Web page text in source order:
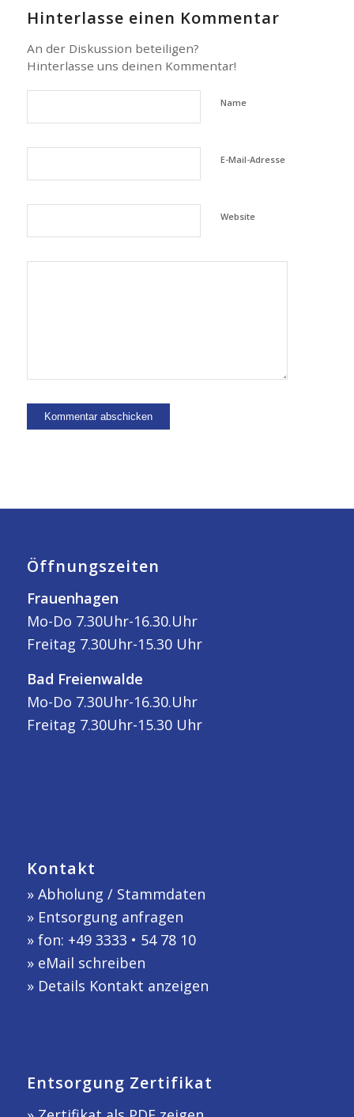
Hinterlasse einen Kommentar
An der Diskussion beteiligen?
Hinterlasse uns deinen Kommentar!
Name
E-Mail-Adresse
Website
Öffnungszeiten
Frauenhagen
Mo-Do 7.30Uhr-16.30.Uhr
Freitag 7.30Uhr-15.30 Uhr
Bad Freienwalde
Mo-Do 7.30Uhr-16.30.Uhr
Freitag 7.30Uhr-15.30 Uhr
Kontakt
» Abholung / Stammdaten
» Entsorgung anfragen
» fon: +49 3333 • 54 78 10
» eMail schreiben
» Details Kontakt anzeigen
Entsorgung Zertifikat